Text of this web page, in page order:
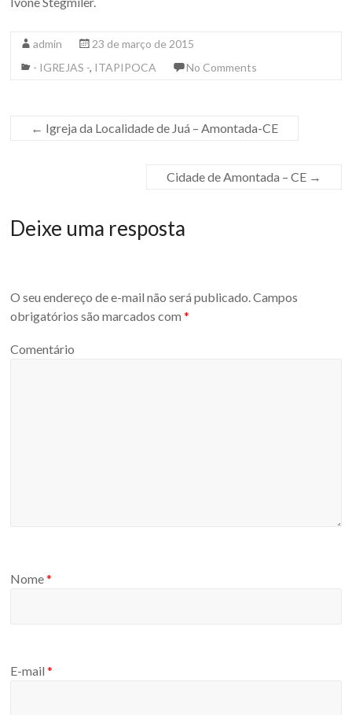
admin
23 de março de 2015
- IGREJAS -, ITAPIPOCA No Comments
← Igreja da Localidade de Juá – Amontada-CE
Cidade de Amontada – CE →
Deixe uma resposta
O seu endereço de e-mail não será publicado.Campos
obrigatórios são marcados com*
Comentário
Nome*
E-mail*